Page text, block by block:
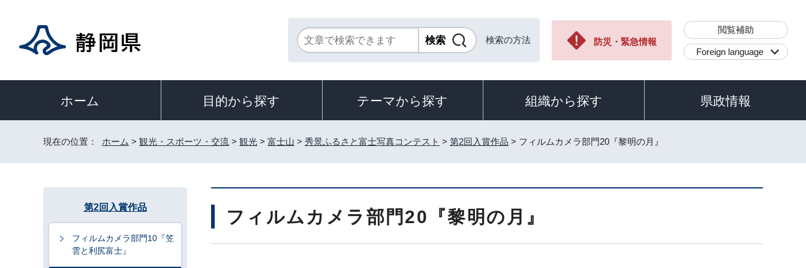
検索の方法 防災・緊急情報
閲覧補助
Foreign language
ホーム 目的から探す テーマから探す 組織から探す 県政情報
現在の位置： ホーム > 観光・スポーツ・交流 > 観光 > 富士山 > 秀景ふるさと富士写真コンテスト > 第2回入賞作品 > フィルムカメラ部門20『黎明の月』
フィルムカメラ部門20『黎明の月』
第2回入賞作品
フィルムカメラ部門10『笠
雲と利尻富士』